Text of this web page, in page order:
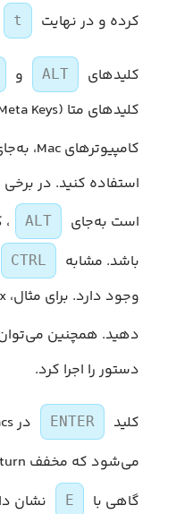
کرده و در نهایت
t
کلیدهای ALT و
کامپیوترهای Mac، به‌جای
استفاده کنید. در
است به‌جای
ALT
باشد. مشابه
CTRL
دهید. همچنین می‌توان
دستور را اجرا کرد.
کلید ENTER در Emacs با
می‌شود که مخفف Return است. کلید
گاهی با
E نشان